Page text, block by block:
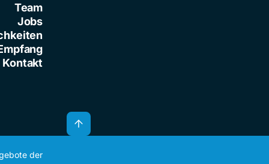
Team
Jobs
Kontakt
der